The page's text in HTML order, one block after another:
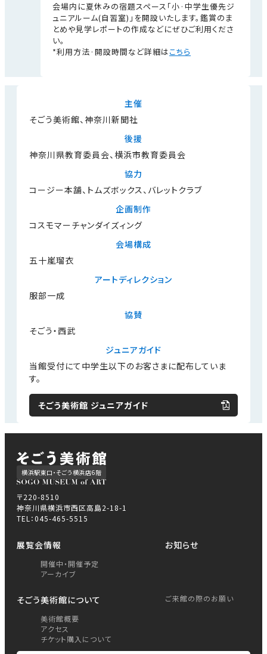
会場内に夏休みの宿題スペース「小·中学生優先ジ
ュニアルーム(自習室)」を開設いたします。鑑賞のま
とめや見学レポートの作成などにぜひご利用くださ
い。
*利用方法·開設時間など詳細はこちら
主催
そごう美術館、神奈川新聞社
後援
神奈川県教育委員会、横浜市教育委員会
協力
コージー本舗、トムズボックス、バレットクラブ
企画制作
コスモマーチャンダイズィング
会場構成
五十嵐瑠衣
アートディレクション
服部一成
協賛
そごう・西武
ジュニアガイド
当館受付にて中学生以下のお客さまに配布していま
す。
そごう美術館 ジュニアガイド
横浜駅東口・そごう横浜店6階
〒220-8510
神奈川県横浜市西区高島2-18-1
TEL：045-465-5515
展覧会情報
開催中・開催予定
アーカイブ
お知らせ
そごう美術館について
美術館概要
アクセス
チケット購入について
ご来館の際のお願い